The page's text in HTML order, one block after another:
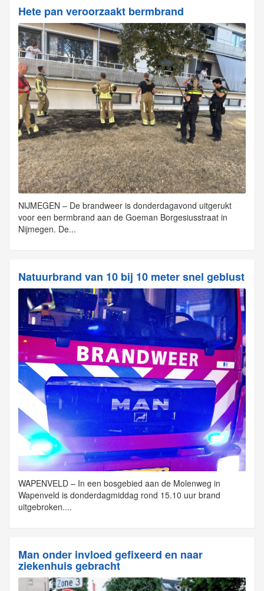
Hete pan veroorzaakt bermbrand
NIJMEGEN – De brandweer is donderdagavond uitgerukt
voor een bermbrand aan de Goeman Borgesiusstraat in
Nijmegen. De...
Natuurbrand van 10 bij 10 meter snel geblust
WAPENVELD – In een bosgebied aan de Molenweg in
Wapenveld is donderdagmiddag rond 15.10 uur brand
uitgebroken....
Man onder invloed gefixeerd en naar
ziekenhuis gebracht